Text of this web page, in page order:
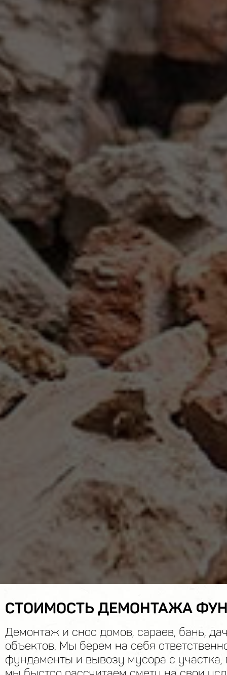
СТОИМОСТЬ ДЕМОНТАЖА
Демонтаж и снос домов, сараев, бань,
объектов. Мы берем на себя
фундаменты и вывозу мусора с участка,